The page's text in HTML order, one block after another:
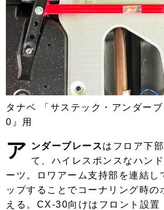
タナベ 「サステック・アンダー
0』用
ア ンダーブレースはフロア下
て、ハイレスポンスなハン
ーツ。ロワアーム支持部を連結し
ップすることでコーナリング時の
える。CX-30向けはフロント設置